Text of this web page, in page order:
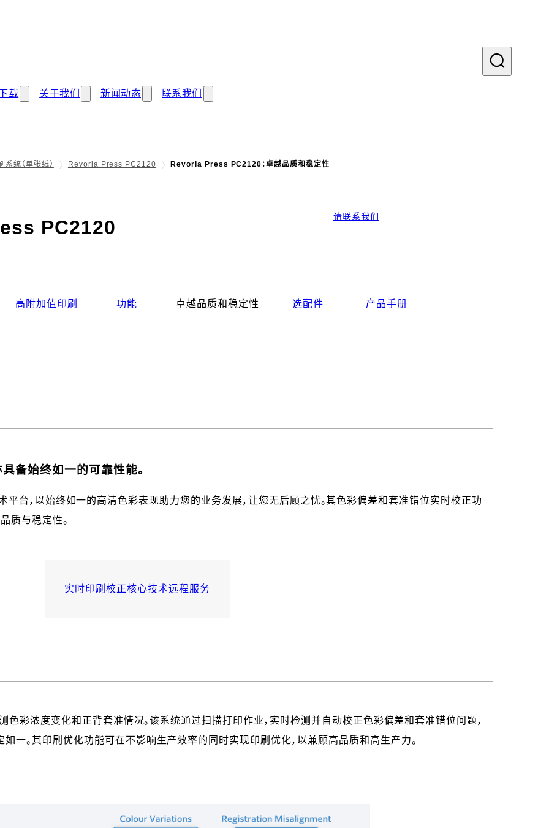
载 关于我们 新闻动态 联系我们
统（单张纸） Revoria Press PC2120 Revoria Press PC2120：卓越品质和稳定性
PC2120 请联系我们
高附加值印刷 功能 卓越品质和稳定性 选配件 产品手册
备始终如一的可靠性能。
台，以始终如一的高清色彩表现助力您的业务发展，让您无后顾之忧。其色彩偏差和套准错位实时校正功
质与稳定性。
实时印刷校正核心技术远程服务
色彩浓度变化和正背套准情况。该系统通过扫描打印作业，实时检测并自动校正色彩偏差和套准错位问题，
一。其印刷优化功能可在不影响生产效率的同时实现印刷优化，以兼顾高品质和高生产力。